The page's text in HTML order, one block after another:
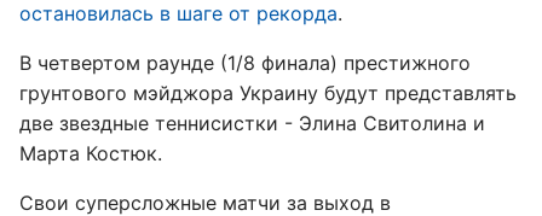
остановилась в шаге от рекорда.
В четвертом раунде (1/8 финала) престижного
грунтового мэйджора Украину будут представлять
две звездные теннисистки - Элина Свитолина и
Марта Костюк.
Свои суперсложные матчи за выход в